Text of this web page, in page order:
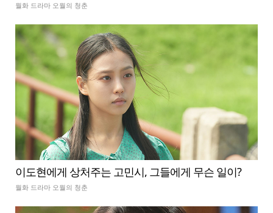
월화 드라마 오월의 청춘
이도현에게 상처주는 고민시, 그들에게 무슨 일이?
월화 드라마 오월의 청춘